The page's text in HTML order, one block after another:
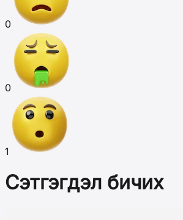
0
0
1
Сэтгэгдэл бичих